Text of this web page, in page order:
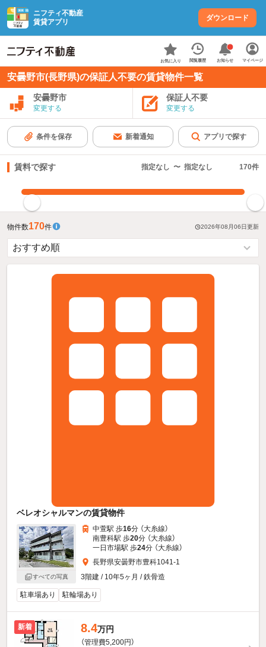
ニフティ不動産
賃貸アプリ
ダウンロード
お気に入り 閲覧履歴 お知らせ マイページ
安曇野市(長野県)の保証人不要の賃貸物件一覧
安曇野市
変更する
保証人不要
変更する
条件を保存 新着通知 アプリで探す
賃料で探す 指定なし 〜 指定なし 170件
物件数170件 2026年08月06日更新
ベレオシャルマンの賃貸物件
すべての写真
中萱駅 歩16分 （大糸線）
南豊科駅 歩20分 （大糸線）
一日市場駅 歩24分 （大糸線）
長野県安曇野市豊科1041-1
3階建 / 10年5ヶ月 / 鉄骨造
駐車場あり 駐輪場あり
新着 8.4万円
（管理費5,200円）